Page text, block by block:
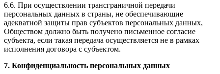
6.6. При осуществлении трансграничной передачи
персональных данных в страны, не обеспечивающие
адекватной защиты прав субъектов персональных данных,
Обществом должно быть получено письменное согласие
субъекта, если такая передача осуществляется не в рамках
исполнения договора с субъектом.
7. Конфиденциальность персональных данных